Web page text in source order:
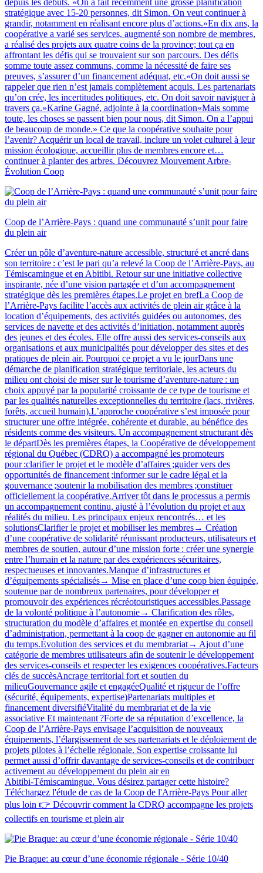
depuis les débuts. «On a fait récemment une grosse planification
stratégique avec 15-20 personnes, dit Simon. On veut continuer à
grandir, notamment en réalisant encore plus d’actions.»En dix ans, la
coopérative a varié ses services, augmenté son nombre de membres,
a réalisé des projets aux quatre coins de la province; tout ça en
affrontant les défis qui se trouvaient sur son parcours. Des défis
somme toute assez communs, comme la nécessité de faire ses
preuves, s’assurer d’un financement adéquat, etc.«On doit aussi se
rappeler que rien n’est jamais complètement acquis. Les partenariats
qu’on crée, les incertitudes politiques, etc. On doit savoir naviguer à
travers ça.»Karine Gagné, adjointe à la coordination«Mais somme
toute, les choses se passent bien pour nous, dit Simon. On a l’appui
de beaucoup de monde.» Ce que la coopérative souhaite pour
l’avenir? Acquérir un local de travail, inclure un volet culturel à leur
mission écologique, accueillir plus de membres encore et…
continuer à planter des arbres. Découvrez Mouvement Arbre-
Évolution Coop
Coop de l’Arrière-Pays : quand une communauté s’unit pour faire
du plein air
Créer un pôle d’aventure-nature accessible, structuré et ancré dans
son territoire : c’est le pari qu’a relevé la Coop de l’Arrière-Pays, au
Témiscamingue et en Abitibi. Retour sur une initiative collective
inspirante, née d’une vision partagée et d’un accompagnement
stratégique dès les premières étapes.Le projet en brefLa Coop de
l’Arrière-Pays facilite l’accès aux activités de plein air grâce à la
location d’équipements, des activités guidées ou autonomes, des
services de navette et des activités d’initiation, notamment auprès
des jeunes et des écoles. Elle offre aussi des services‑conseils aux
organisations et aux municipalités pour développer des sites et des
pratiques de plein air. Pourquoi ce projet a vu le jourDans une
démarche de planification stratégique territoriale, les acteurs du
milieu ont choisi de miser sur le tourisme d’aventure‑nature : un
choix appuyé par la popularité croissante de ce type de tourisme et
par les qualités naturelles exceptionnelles du territoire (lacs, rivières,
forêts, accueil humain).L’approche coopérative s’est imposée pour
structurer une offre intégrée, cohérente et durable, au bénéfice des
résidents comme des visiteurs. Un accompagnement structurant dès
le départDès les premières étapes, la Coopérative de développement
régional du Québec (CDRQ) a accompagné les promoteurs
pour :clarifier le projet et le modèle d’affaires ;guider vers des
opportunités de financement ;informer sur le cadre légal et la
gouvernance ;soutenir la mobilisation des membres ;constituer
officiellement la coopérative.Arriver tôt dans le processus a permis
un accompagnement continu, ajusté à l’évolution du projet et aux
réalités du milieu. Les principaux enjeux rencontrés… et les
solutionsClarifier le projet et mobiliser les membres→ Création
d’une coopérative de solidarité réunissant producteurs, utilisateurs et
membres de soutien, autour d’une mission forte : créer une synergie
entre l’humain et la nature par des expériences sécuritaires,
respectueuses et innovantes.Manque d’infrastructures et
d’équipements spécialisés→ Mise en place d’une coop bien équipée,
soutenue par de nombreux partenaires, pour développer et
promouvoir des expériences récréotouristiques accessibles.Passage
de la volonté politique à l’autonomie→ Clarification des rôles,
structuration du modèle d’affaires et montée en expertise du conseil
d’administration, permettant à la coop de gagner en autonomie au fil
du temps.Évolution des services et du membrariat→ Ajout d’une
catégorie de membres utilisateurs afin de soutenir le développement
des services‑conseils et respecter les exigences coopératives.Facteurs
clés de succèsAncrage territorial fort et soutien du
milieuGouvernance agile et engagéeQualité et rigueur de l’offre
(sécurité, équipements, expertise)Partenariats multiples et
financement diversifiéVitalité du membrariat et de la vie
associative Et maintenant ?Forte de sa réputation d’excellence, la
Coop de l’Arrière-Pays envisage l’acquisition de nouveaux
équipements, l’élargissement de ses partenariats et le déploiement de
projets pilotes à l’échelle régionale. Son expertise croissante lui
permet aussi d’offrir davantage de services‑conseils et de contribuer
activement au développement du plein air en
Abitibi‑Témiscamingue. Vous désirez partager cette histoire?
Téléchargez l'étude de cas de la Coop de l'Arrière-Pays Pour aller
plus loin 👉 Découvrir comment la CDRQ accompagne les projets
collectifs en tourisme et plein air
Pie Braque: au cœur d’une économie régionale - Série 10/40